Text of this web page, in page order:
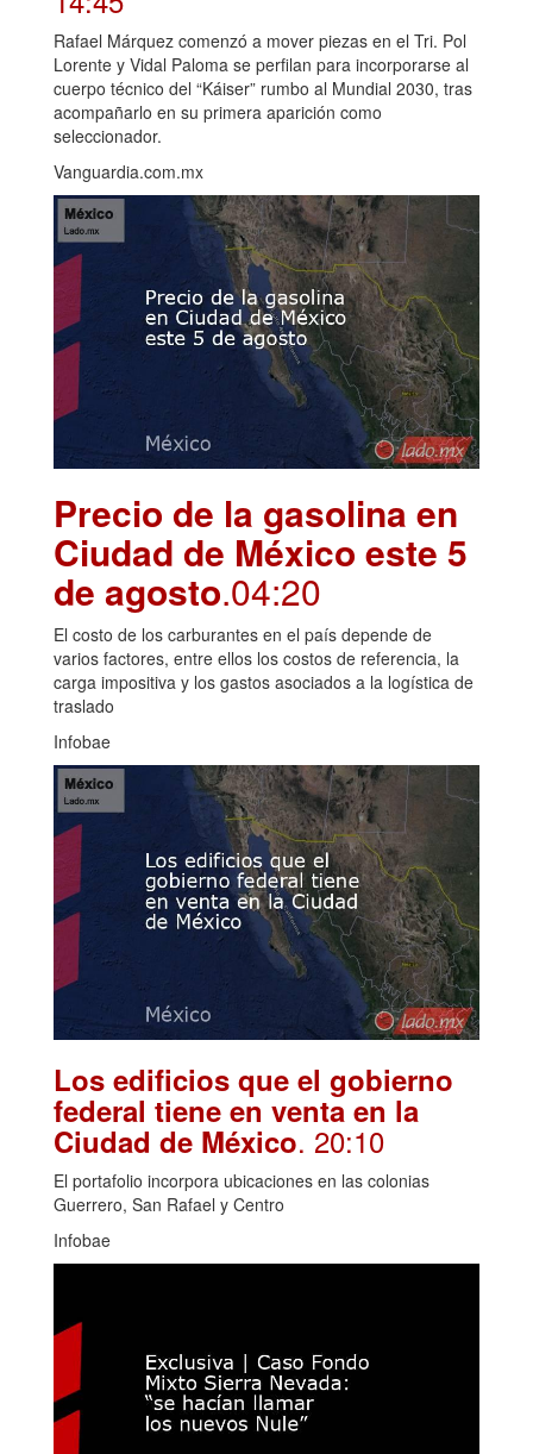
Rafael Márquez comenzó a mover piezas en el Tri. Pol
Lorente y Vidal Paloma se perfilan para incorporarse al
cuerpo técnico del “Káiser” rumbo al Mundial 2030, tras
acompañarlo en su primera aparición como
seleccionador.
Vanguardia.com.mx
Precio de la gasolina en
Ciudad de México este 5
de agosto.04:20
El costo de los carburantes en el país depende de
varios factores, entre ellos los costos de referencia, la
carga impositiva y los gastos asociados a la logística de
traslado
Infobae
Los edificios que el gobierno
federal tiene en venta en la
Ciudad de México. 20:10
El portafolio incorpora ubicaciones en las colonias
Guerrero, San Rafael y Centro
Infobae